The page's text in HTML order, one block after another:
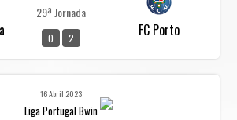
29ª Jornada
0 2 FC Porto
16 Abril 2023
Liga Portugal Bwin